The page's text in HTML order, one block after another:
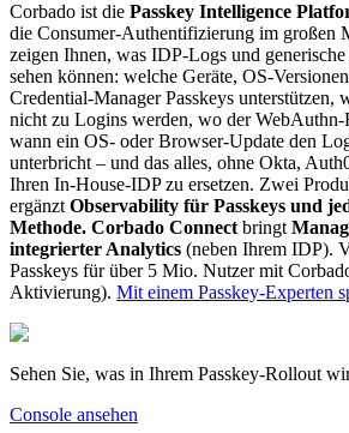
Corbado ist die Passkey Intelligence
die Consumer-Authentifizierung im großen
zeigen Ihnen, was IDP-Logs und
sehen können: welche Geräte, OS-
Credential-Manager Passkeys unterstützen,
nicht zu Logins werden, wo der
wann ein OS- oder Browser-Update den
unterbricht – und das alles, ohne Okta,
Ihren In-House-IDP zu ersetzen. Zwei
ergänzt Observability für Passkeys und
Methode. Corbado Connectbringt
integrierter Analytics (neben Ihrem IDP).
Passkeys für über 5 Mio. Nutzer mit
Aktivierung). Mit einem Passkey-Experten
Sehen Sie, was in Ihrem Passkey-Rollout
Console ansehen